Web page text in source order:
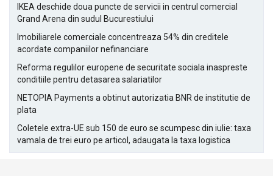
IKEA deschide doua puncte de servicii in centrul comercial
Grand Arena din sudul Bucurestiului
Imobiliarele comerciale concentreaza 54% din creditele
acordate companiilor nefinanciare
Reforma regulilor europene de securitate sociala inaspreste
conditiile pentru detasarea salariatilor
NETOPIA Payments a obtinut autorizatia BNR de institutie de
plata
Coletele extra-UE sub 150 de euro se scumpesc din iulie: taxa
vamala de trei euro pe articol, adaugata la taxa logistica